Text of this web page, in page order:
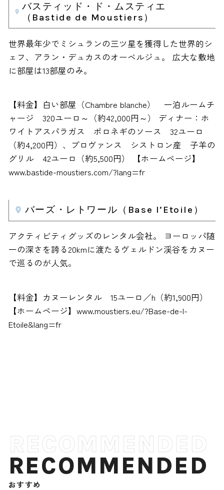
バスティッド・ド・ムスティエ
（Bastide de Moustiers）
世界最年少でミシュランの三ツ星を獲得した世界的シ
ェフ、アラン・デュカスのオーベルジュ。 広大な敷地
に部屋は13部屋のみ。
【料金】白い部屋（Chambre blanche） 一泊ルームチ
ャージ 320ユーロ～（約42,000円～） ディナー：ホ
ワイトアスパラガス ポロネギのソース 32ユーロ
（約4,200円）、プロヴァンス シストロン産 子羊の
グリル 42ユーロ（約5,500円） 【ホームページ】
www.bastide-moustiers.com/?lang=fr
バーズ・レトワール（Base l’Etoile）
アクティビティグッズのレンタル会社。 ヨーロッパ随
一の深さを誇る20kmに渡たるヴェルドン渓谷をカヌー
で巡るのが人気。
【料金】カヌーレンタル 15ユーロ／h（約1,900円）
【ホームページ】www.moustiers.eu/?Base-de-l-
Etoile&lang=fr
RECOMMENDED
おすすめ